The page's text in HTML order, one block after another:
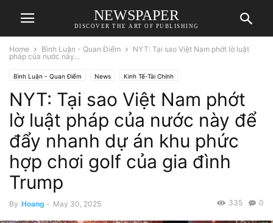
NEWSPAPER
DISCOVER THE ART OF PUBLISHING
Home Bình Luận - Quan Điểm
NYT: Tại sao Việt Nam phớt lờ luật
pháp của nước này...
Bình Luận - Quan Điểm News Kinh Tế-Tài Chính
NYT: Tại sao Việt Nam phớt
lờ luật pháp của nước này để
đẩy nhanh dự án khu phức
hợp chơi golf của gia đình
Trump
By Hoang - May 30, 2025 0
335